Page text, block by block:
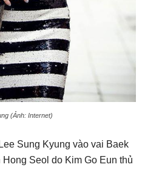
(Ảnh: Internet)
Sung Kyung vào vai Baek
Seol do Kim Go Eun thủ